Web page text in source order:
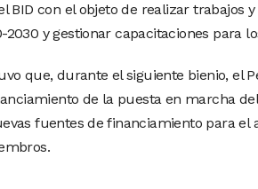
BID con el objeto de realizar
2030 y gestionar capacitaciones para
que, durante el siguiente bienio, el
de la puesta en marcha
fuentes de financiamiento para el